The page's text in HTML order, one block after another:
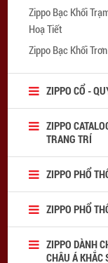
Zippo Bạc Khối
Hoạ Tiết
Zippo Bạc Khối
ZIPPO CỔ -
ZIPPO
TRANG TRÍ
ZIPPO PHỔ
ZIPPO PHỔ
ZIPPO DÀNH
CHÂU Á KHẮC